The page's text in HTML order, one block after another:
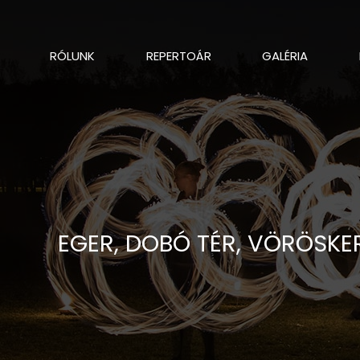
RÓLUNK REPERTOÁR GALÉRIA
EGER, DOBÓ TÉR,